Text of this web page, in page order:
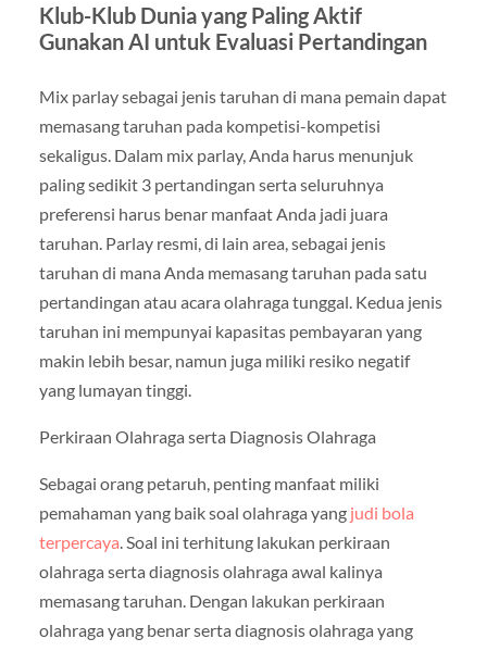
Klub-Klub Dunia yang Paling Aktif
Gunakan AI untuk Evaluasi Pertandingan
Mix parlay sebagai jenis taruhan di mana pemain dapat
memasang taruhan pada kompetisi-kompetisi
sekaligus. Dalam mix parlay, Anda harus menunjuk
paling sedikit 3 pertandingan serta seluruhnya
preferensi harus benar manfaat Anda jadi juara
taruhan. Parlay resmi, di lain area, sebagai jenis
taruhan di mana Anda memasang taruhan pada satu
pertandingan atau acara olahraga tunggal. Kedua jenis
taruhan ini mempunyai kapasitas pembayaran yang
makin lebih besar, namun juga miliki resiko negatif
yang lumayan tinggi.
Perkiraan Olahraga serta Diagnosis Olahraga
Sebagai orang petaruh, penting manfaat miliki
pemahaman yang baik soal olahraga yang judi bola
terpercaya. Soal ini terhitung lakukan perkiraan
olahraga serta diagnosis olahraga awal kalinya
memasang taruhan. Dengan lakukan perkiraan
olahraga yang benar serta diagnosis olahraga yang